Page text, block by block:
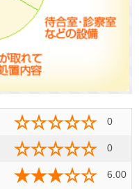
0
0
6.00